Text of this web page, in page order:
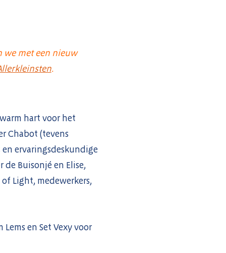
we met een nieuw
.
hart voor het
Chabot (tevens
ervaringsdeskundige
Buisonjé en Elise,
Light, medewerkers,
en Set Vexy voor